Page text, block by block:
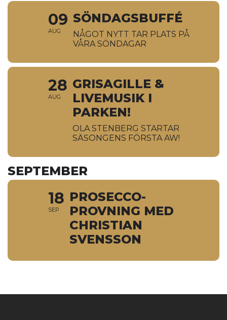
09
AUG
SÖNDAGSBUFFÉ
NÅGOT NYTT TAR PLATS PÅ
VÅRA SÖNDAGAR
28
AUG
GRISAGILLE &
LIVEMUSIK I
PARKEN!
OLA STENBERG STARTAR
SÄSONGENS FÖRSTA AW!
SEPTEMBER
18
SEP
PROSECCO-
PROVNING MED
CHRISTIAN
SVENSSON